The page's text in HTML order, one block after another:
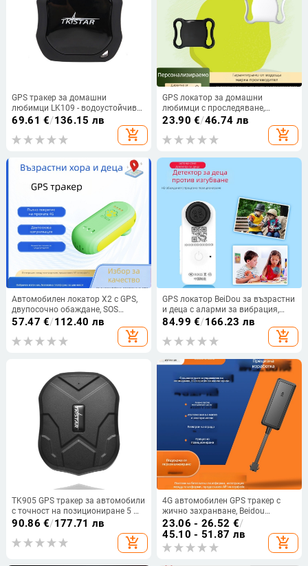
GPS тракер за домашни
любимци LK109 - водоустойчив
IPX5, GPS точност 5 м, аларми:
вибрация, SOS, мобилен, ограда,
скорост; вградена антена, памет
69.61 €/136.15 лв
add_shopping_cart
GPS локатор за домашни
любимци с проследяване,
антиизгубване за котки и кучета,
модел F2, ABS, CR2032 батерия,
тегло 9.3 g
23.90 €/46.74 лв
add_shopping_cart
Автомобилен локатор X2 с GPS,
двупосочно обаждане, SOS
аларма, точност на
позициониране 5 м, живот на
батерията 3 години
57.47 €/112.40 лв
add_shopping_cart
GPS локатор BeiDou за възрастни
и деца с аларми за вибрация,
прекъсване на захранването и
SOS; точност 0–30 м; полимерна
батерия; живот до 4320 ч;
84.99 €/166.23 лв
add_shopping_cart
TK905 GPS тракер за автомобили
с точност на позициониране 5 m,
512 MB памет, 720 h живот на
батерията, аларма при вибрация
и геозона, водоустойчив,
90.86 €/177.71 лв
add_shopping_cart
4G автомобилен GPS тракер с
жично захранване, Beidou
позициониране и защита против
кражба
23.06 - 26.52 €/
45.10 - 51.87 лв
add_shopping_cart